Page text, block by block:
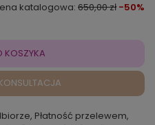
katalogowa: 650,00 zł -50%
KOSZYKA
Płatność przelewem,